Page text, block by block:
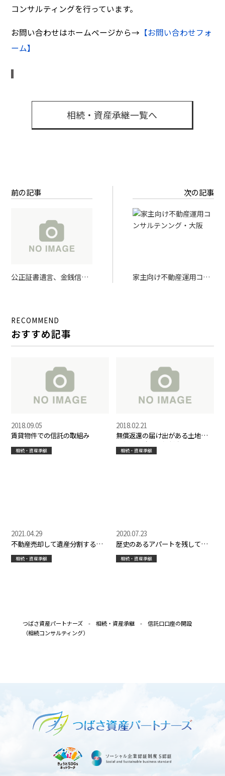
コンサルティングを行っています。
お問い合わせはホームページから→ 【お問い合わせフォ
ーム】
相続・資産承継一覧へ
前の記事
公正証書遺言、金銭信託
次の記事
家主向け不動産運用コン
RECOMMEND
おすすめ記事
賃貸物件での信託の取組み
2018.09.05
相続・資産承継
無償返還の届け出がある土地を
売却する時の評価割合
2018.02.21
相続・資産承継
不動産売却して遺産分割する時
は、換価分割を検討してみる
2021.04.29
相続・資産承継
歴史のあるアパートを残してい
きたい。。
2020.07.23
相続・資産承継
つばさ資産パートナーズ- 相続・資産承継- 信託口口座の開設
（相続コンサルティング）